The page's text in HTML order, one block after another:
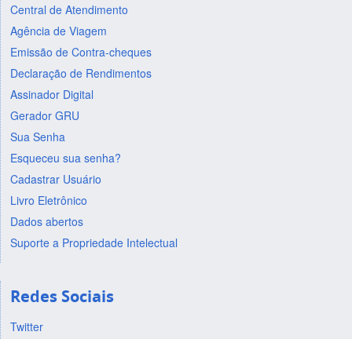
Central de Atendimento
Agência de Viagem
Emissão de Contra-cheques
Declaração de Rendimentos
Assinador Digital
Gerador GRU
Sua Senha
Esqueceu sua senha?
Cadastrar Usuário
Livro Eletrônico
Dados abertos
Suporte a Propriedade Intelectual
Redes Sociais
Twitter